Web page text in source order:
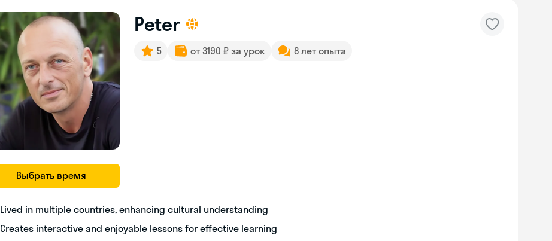
Выбрать время
Peter
5 от 3190 ₽ за урок 8 лет опыта
Lived in multiple countries, enhancing cultural understanding
Creates interactive and enjoyable lessons for effective learning